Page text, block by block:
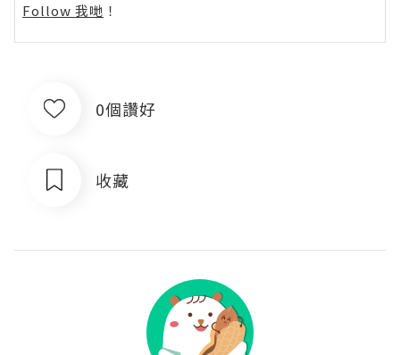
Follow 我哋 ！
0個讚好
收藏